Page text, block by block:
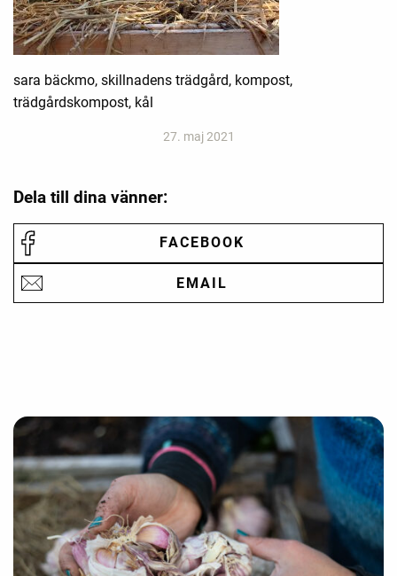
sara bäckmo, skillnadens trädgård, kompost,
trädgårdskompost, kål
27. maj 2021
Dela till dina vänner:
FACEBOOK
EMAIL